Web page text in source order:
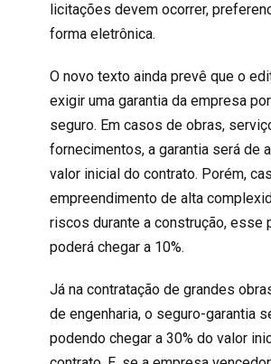
licitações devem ocorrer,
forma eletrônica.
O novo texto ainda prevê que o
exigir uma garantia da empresa
seguro. Em casos de obras,
fornecimentos, a garantia será de
valor inicial do contrato. Porém,
empreendimento de alta
riscos durante a construção, esse
poderá chegar a 10%.
Já na contratação de grandes
de engenharia, o seguro-garantia
podendo chegar a 30% do valor